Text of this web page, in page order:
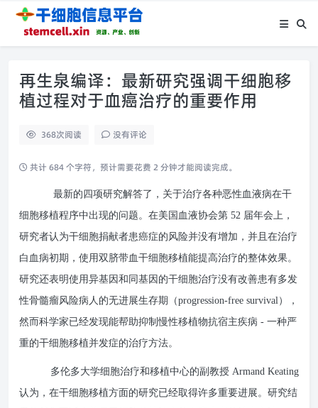
再生泉编译：最新研究强调干细胞移
植过程对于血癌治疗的重要作用
368次阅读 没有评论
共计 684 个字符，预计需要花费 2 分钟才能阅读完成。
最新的四项研究解答了，关于治疗各种恶性血液病在干
细胞移植程序中出现的问题。在美国血液协会第 52 届年会上，
研究者认为干细胞捐献者患癌症的风险并没有增加，并且在治疗
白血病初期，使用双脐带血干细胞移植能提高治疗的整体效果。
研究还表明使用异基因和同基因的干细胞治疗没有改善患有多发
性骨髓瘤风险病人的无进展生存期（progression-free survival），
然而科学家已经发现能帮助抑制慢性移植物抗宿主疾病 - 一种严
重的干细胞移植并发症的治疗方法。
多伦多大学细胞治疗和移植中心的副教授 Armand Keating
认为，在干细胞移植方面的研究已经取得许多重要进展。研究结